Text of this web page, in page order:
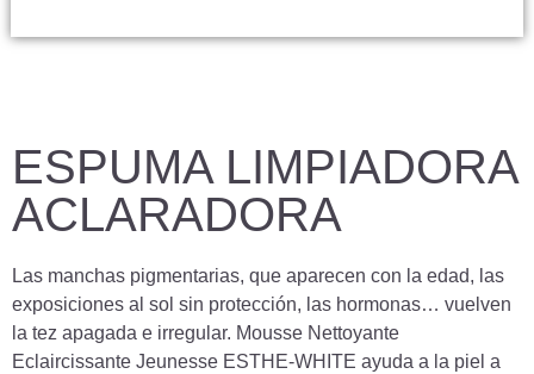
ESPUMA LIMPIADORA
ACLARADORA
Las manchas pigmentarias, que aparecen con la edad, las
exposiciones al sol sin protección, las hormonas… vuelven
la tez apagada e irregular. Mousse Nettoyante
Eclaircissante Jeunesse ESTHE-WHITE ayuda a la piel a